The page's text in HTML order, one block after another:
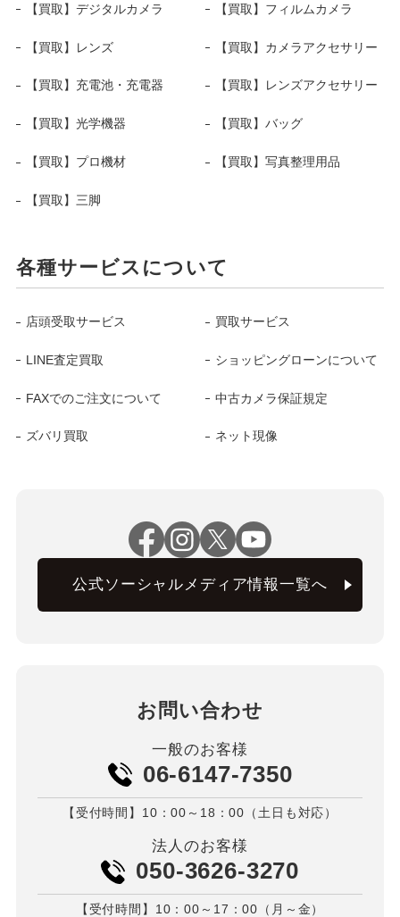
【買取】デジタルカメラ 【買取】フィルムカメラ
【買取】レンズ 【買取】カメラアクセサリー
【買取】充電池・充電器 【買取】レンズアクセサリー
【買取】光学機器 【買取】バッグ
【買取】プロ機材 【買取】写真整理用品
【買取】三脚
各種サービスについて
店頭受取サービス 買取サービス
LINE査定買取 ショッピングローンについて
FAXでのご注文について 中古カメラ保証規定
ズバリ買取 ネット現像
公式ソーシャルメディア情報一覧へ
お問い合わせ
一般のお客様
06-6147-7350
【受付時間】10：00～18：00（土日も対応）
法人のお客様
050-3626-3270
【受付時間】10：00～17：00（月～金）